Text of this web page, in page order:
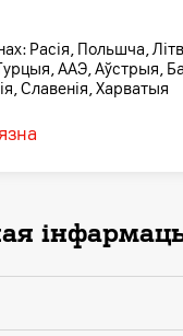
Расія, Польшча,
Турцыя, ААЭ, Аўстрыя,
Славенія, Харватыя